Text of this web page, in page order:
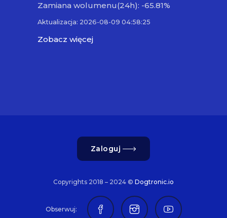
Zamiana wolumenu(24h): -65.81%
Aktualizacja: 2026-08-09 04:58:25
Zobacz więcej
Zaloguj
Copyrights 2018 – 2024 © Dogtronic.io
Obserwuj: